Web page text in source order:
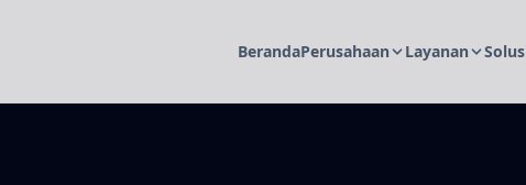
BerandaPerusahaan Layanan